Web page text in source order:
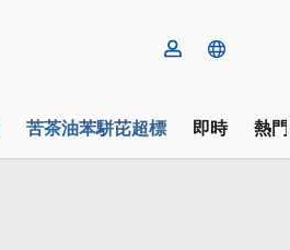
苦茶油苯駢芘超標 即時 熱